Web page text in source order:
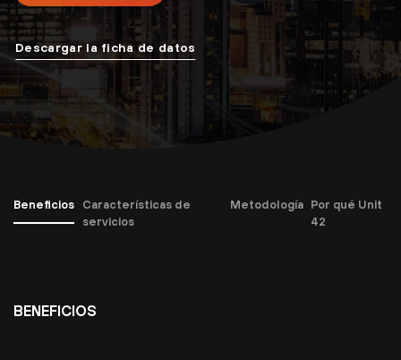
Descargar la ficha de datos
Beneficios
Características de
servicios
Metodología
Por qué Unit
42
BENEFICIOS